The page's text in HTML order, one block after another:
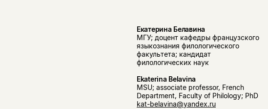
Екатерина Белавина
МГУ; доцент кафедры французского
языкознания филологического
факультета; кандидат
филологических наук
Ekaterina Belavina
MSU; associate professor, French
Department, Faculty of Philology; PhD
kat-belavina@yandex.ru